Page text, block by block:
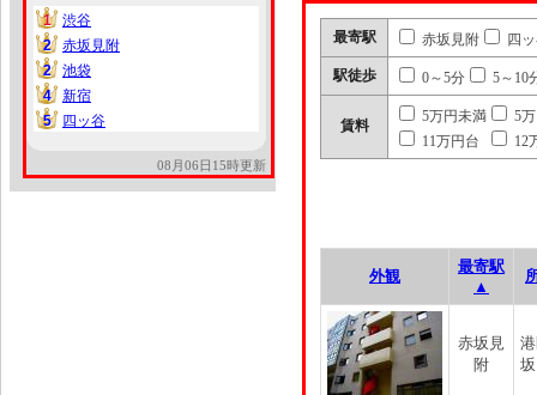
1
1
渋谷
2
2
赤坂見附
2
2
池袋
4
4
新宿
5
5 四ッ谷
08月06日15時更新
最寄駅 赤坂見附 四
駅徒歩 0～5分 5～10
賃料
5万円未満
5
11万円台
12
外観
最寄駅
▲
赤坂見
附